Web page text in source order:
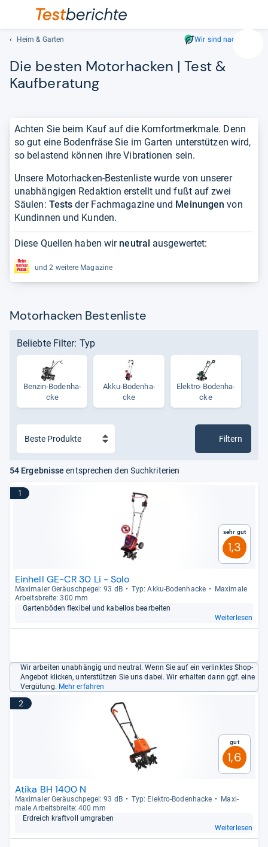
ein.
sich
den
Heim & Garten Wir sind nachhaltig
Die bes­ten Motor­ha­cken | Test &
Kauf­be­ra­tung
Achten Sie beim Kauf auf die Komfortmerkmale. Denn
so gut eine Bodenfräse Sie im Garten unterstützen wird,
so belastend können ihre Vibrationen sein.
Unsere Motorhacken-Bestenliste wurde von unserer
unabhängigen Redaktion erstellt und fußt auf zwei
Säulen: Tests der Fachmagazine und Meinungen von
Kundinnen und Kunden.
Diese Quellen haben wir neutral ausgewertet:
und 2 weitere Magazine
Motorhacken Bestenliste
Beliebte Filter: Typ
Ben­zin-​Boden­ha­
cke
Akku-​Boden­ha­
cke
Elek­tro-​Boden­ha­
cke
Filtern
54 Ergebnisse entsprechen den Suchkriterien
1
Sehr gut
1,3
Einhell GE-CR 30 Li - Solo
Maxi­ma­ler Geräusch­pe­gel: 93 dB Typ: Akku-​Boden­ha­cke
Maxi­male
Arbeits­breite: 300 mm
Gar­ten­bö­den fle­xi­bel und kabel­los bear­bei­ten
Weiterlesen
Wir arbeiten unabhängig und neutral. Wenn Sie auf ein verlinktes Shop-
Angebot klicken, unterstützen Sie uns dabei. Wir erhalten dann ggf. eine
Vergütung. Mehr erfahren
2
Gut
1,6
Atika BH 1400 N
Maxi­ma­ler Geräusch­pe­gel: 93 dB Typ: Elek­tro-​Boden­ha­cke
Maxi­
male Arbeits­breite: 400 mm
Erd­reich kraft­voll umgra­ben
Weiterlesen